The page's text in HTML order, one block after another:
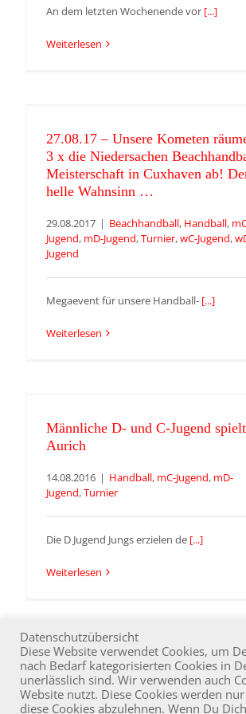
An dem letzten Wochenende vor [...]
Weiterlesen
helle Wahnsinn …
27.08.17 – Unsere Kometen
3 x die Niedersachen
Meisterschaft in Cuxhaven ab!
helle Wahnsinn …
29.08.2017 | Beachhandball, Handball,
Jugend, mD-Jugend,Turnier,wC-Jugend,
Jugend
Megaevent für unsere Handball- [...]
Weiterlesen
Männliche D- und C-Jugend
Aurich
14.08.2016 | Handball, mC-Jugend, mD-
Jugend,Turnier
Die D Jugend Jungs erzielen de [...]
Weiterlesen
Datenschutzübersicht
Diese Website verwendet Cookies, um
nach Bedarf kategorisierten Cookies in
unerlässlich sind. Wir verwenden auch
Website nutzt. Diese Cookies werden
diese Cookies abzulehnen. Wenn Du